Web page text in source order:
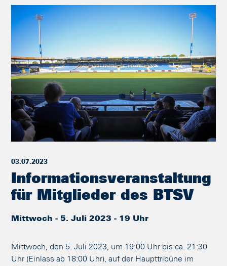
03.07.2023
Informationsveranstaltung
für Mitglieder des BTSV
Mittwoch - 5. Juli 2023 - 19 Uhr
Mittwoch, den 5. Juli 2023, um 19:00 Uhr bis ca. 21:30
Uhr (Einlass ab 18:00 Uhr), auf der Haupttribüne im